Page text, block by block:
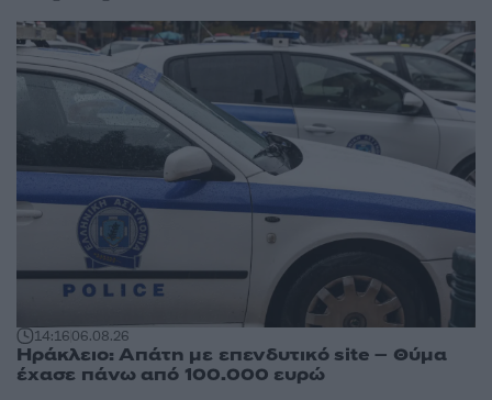
14:1606.08.26
Ηράκλειο: Απάτη με επενδυτικό site – Θύμα
έχασε πάνω από 100.000 ευρώ